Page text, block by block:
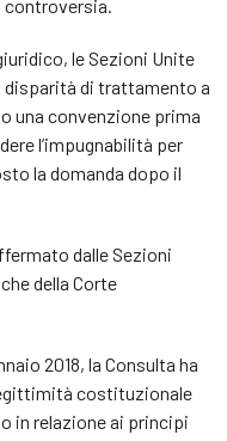
controversia.
le Sezioni Unite
disparità di trattamento a
una convenzione prima
l’impugnabilità per
la domanda dopo il
dalle Sezioni
della Corte
2018, la Consulta ha
costituzionale
in relazione ai principi